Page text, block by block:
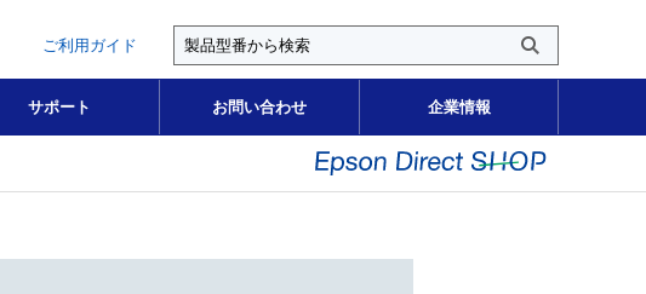
ご利用ガイド
サポート お問い合わせ 企業情報